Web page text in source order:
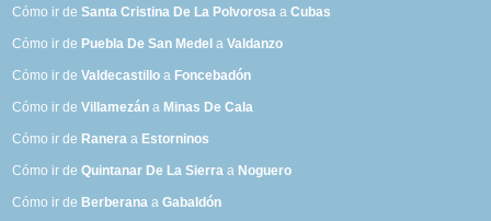
Cómo ir deSanta Cristina De La Polvorosa aCubas
Cómo ir de Puebla De San Medel aValdanzo
Cómo ir deValdecastillo a Foncebadón
Cómo ir deVillamezán a Minas De Cala
Cómo ir de Ranera a Estorninos
Cómo ir deQuintanar De La Sierra a Noguero
Cómo ir de Berberana aGabaldón